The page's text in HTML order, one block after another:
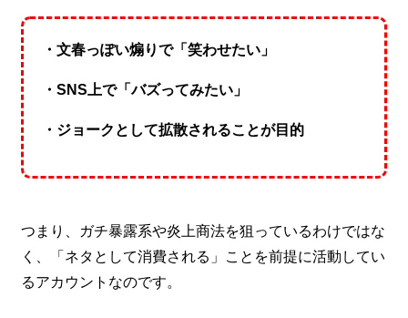
・文春っぽい煽りで「笑わせたい」
・SNS上で「バズってみたい」
・ジョークとして拡散されることが目的
つまり、ガチ暴露系や炎上商法を狙っているわけではな
く、「ネタとして消費される」ことを前提に活動してい
るアカウントなのです。